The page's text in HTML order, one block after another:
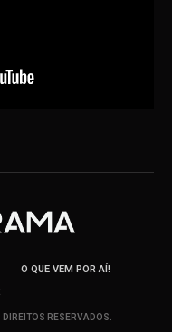
O QUE VEM POR AÍ!
RESERVADOS.